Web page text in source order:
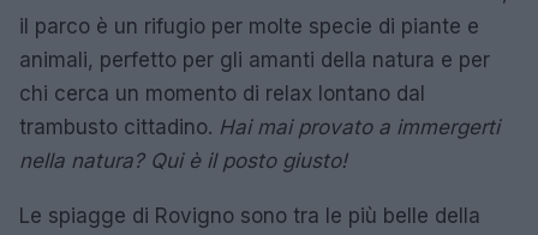
il parco è un rifugio per molte specie di piante e
animali, perfetto per gli amanti della natura e per
chi cerca un momento di relax lontano dal
trambusto cittadino. Hai mai provato a immergerti
nella natura? Qui è il posto giusto!
Le spiagge di Rovigno sono tra le più belle della